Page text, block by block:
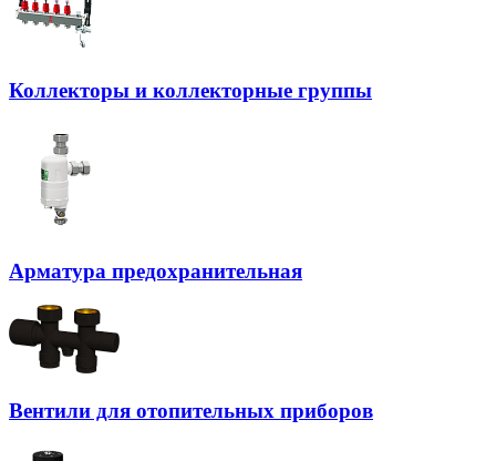
Коллекторы и коллекторные группы
Арматура предохранительная
Вентили для отопительных приборов